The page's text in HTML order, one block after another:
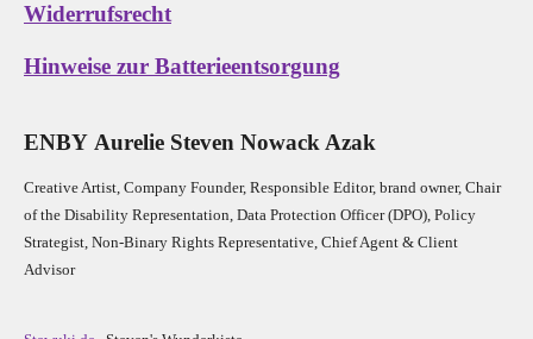
Widerrufsrecht
Hinweise zur Batterieentsorgung
ENBY Aurelie Steven Nowack Azak
Creative Artist, Company Founder, Responsible Editor, brand owner, Chair
of the Disability Representation, Data Protection Officer (DPO), Policy
Strategist, Non-Binary Rights Representative, Chief Agent & Client
Advisor